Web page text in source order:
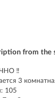
from the
‼️
3
105